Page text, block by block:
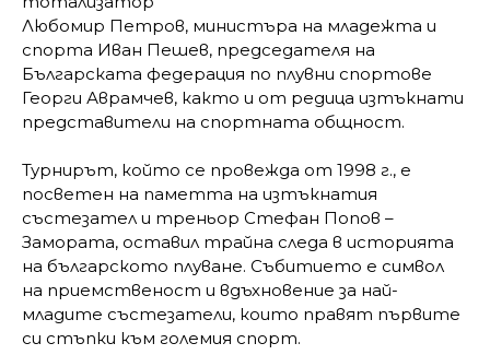
Любомир Петров, министъра на младежта и
спорта Иван Пешев, председателя на
Българската федерация по плувни спортове
Георги Аврамчев, както и от редица изтъкнати
представители на спортната общност.
Турнирът, който се провежда от 1998 г., е
посветен на паметта на изтъкнатия
състезател и треньор Стефан Попов –
Замората, оставил трайна следа в историята
на българското плуване. Събитието е символ
на приемственост и вдъхновение за най-
младите състезатели, които правят първите
си стъпки към големия спорт.